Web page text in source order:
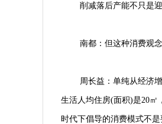
削减落后产能不只是
南都：但这种消费观
周长益：单纯从经济
生活人均住房(面积)是20㎡
时代下倡导的消费模式不